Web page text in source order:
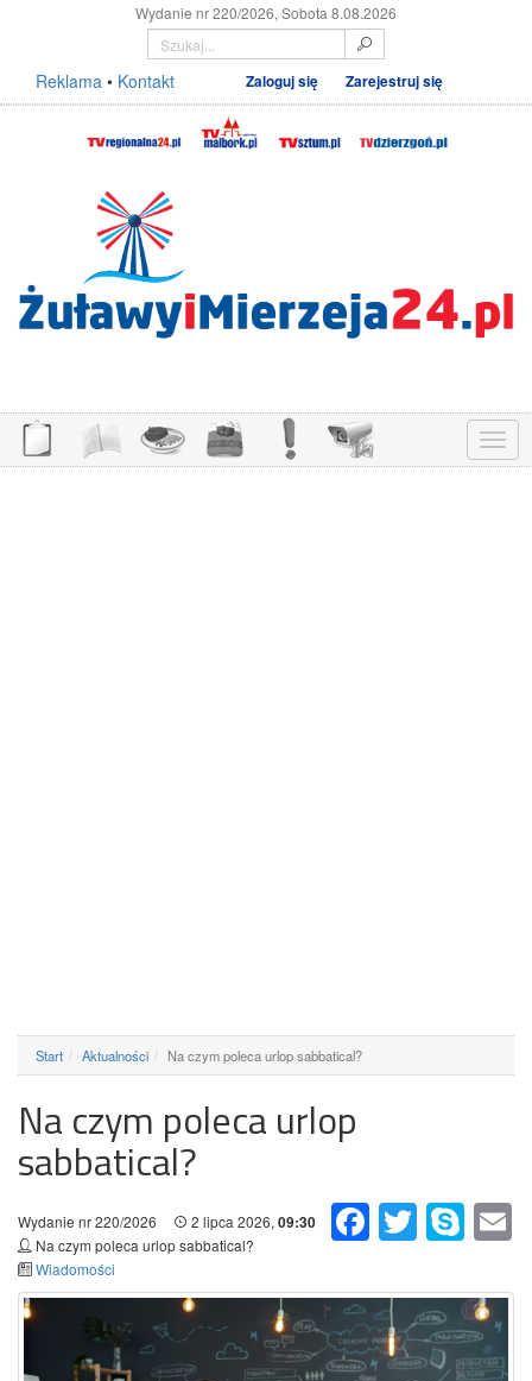
Wydanie nr 220/2026, Sobota 8.08.2026
Reklama • Kontakt Zaloguj się Zarejestruj się
Menu
Start Aktualności Na czym poleca urlop sabbatical?
Na czym poleca urlop
sabbatical?
FacebookTwitter Skype
Wydanie nr 220/2026 2 lipca 2026, 09:30
Na czym poleca urlop sabbatical?
Wiadomości